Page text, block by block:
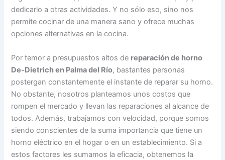
dedicarlo a otras actividades. Y no sólo eso, sino nos
permite cocinar de una manera sano y ofrece muchas
opciones alternativas en la cocina.
Por temor a presupuestos altos de reparación de horno
De-Dietrich en Palma del Río, bastantes personas
postergan constantemente el instante de reparar su horno.
No obstante, nosotros planteamos unos costos que
rompen el mercado y llevan las reparaciones al alcance de
todos. Además, trabajamos con velocidad, porque somos
siendo conscientes de la suma importancia que tiene un
horno eléctrico en el hogar o en un establecimiento. Si a
estos factores les sumamos la eficacia, obtenemos la